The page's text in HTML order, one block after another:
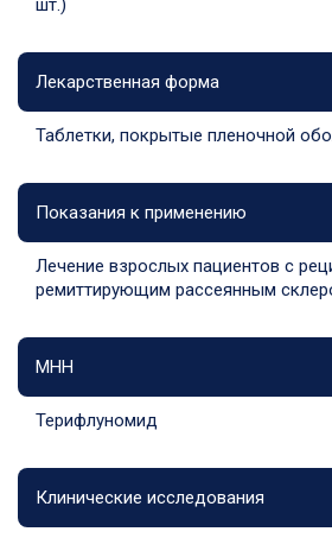
шт.)
Лекарственная форма
Таблетки, покрытые пленочной
Показания к применению
Лечение взрослых пациентов с
ремиттирующим рассеянным
МНН
Терифлуномид
Клинические исследования